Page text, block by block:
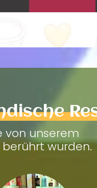
von unserem
wurden.